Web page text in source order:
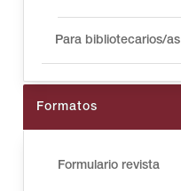
Para bibliotecarios/as
Formatos
Formulario revista